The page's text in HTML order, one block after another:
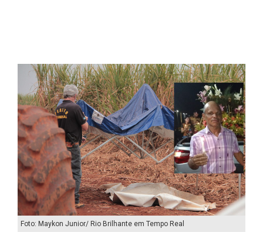
Foto: Maykon Junior/ Rio Brilhante em Tempo Real